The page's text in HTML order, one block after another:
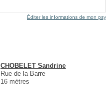
Éditer les informations de mon psy
CHOBELET Sandrine
Rue de la Barre
16 mètres